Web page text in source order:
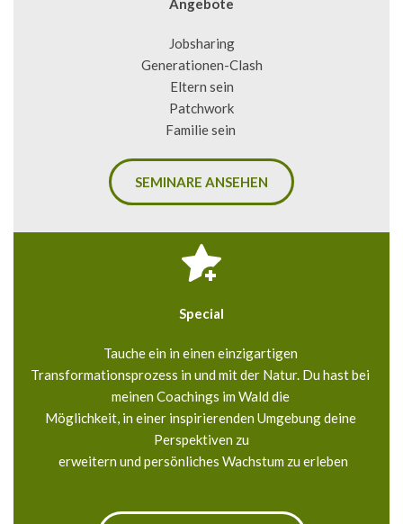
Routinen und Rituale im Familienalltag
Angebote
Jobsharing
Generationen-Clash
Eltern sein
Patchwork
Familie sein
SEMINARE ANSEHEN
Special
Tauche ein in einen einzigartigen
Transformationsprozess in und mit der Natur. Du hast bei
meinen Coachings im Wald die
Möglichkeit, in einer inspirierenden Umgebung deine
Perspektiven zu
erweitern und persönliches Wachstum zu erleben